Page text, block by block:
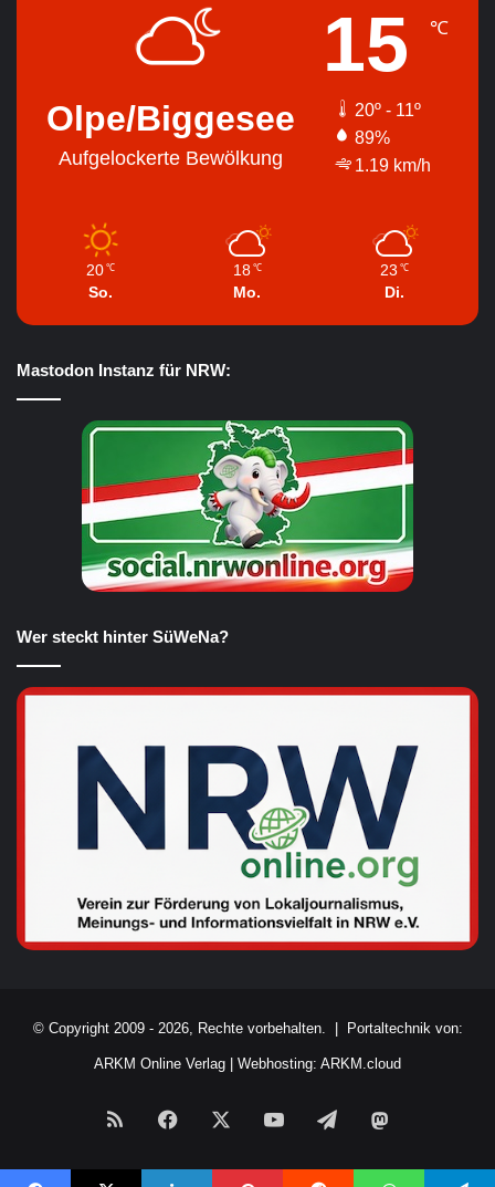
Olpe/Biggesee
Aufgelockerte Bewölkung
15 ℃
20º - 11º
89%
1.19 km/h
20 ℃
So.
18 ℃
Mo.
23 ℃
Di.
Mastodon Instanz für NRW:
Wer steckt hinter SüWeNa?
© Copyright 2009 - 2026, Rechte vorbehalten. | Portaltechnik von:
ARKM Online Verlag Webhosting: ARKM.cloud
RSS Facebook YouTubeTelegram